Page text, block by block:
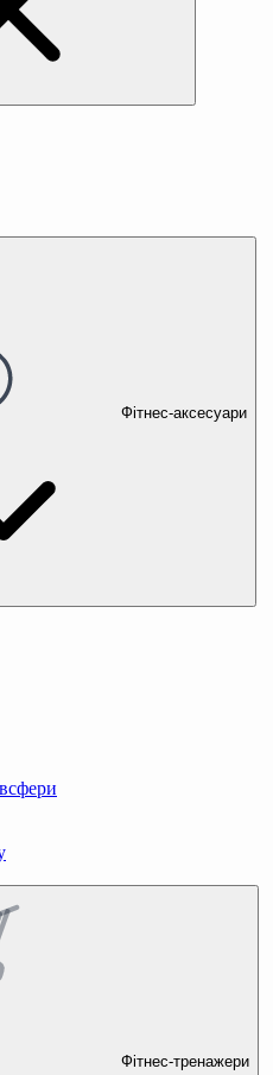
Фітнес-аксесуари
Фітнес-тренажери